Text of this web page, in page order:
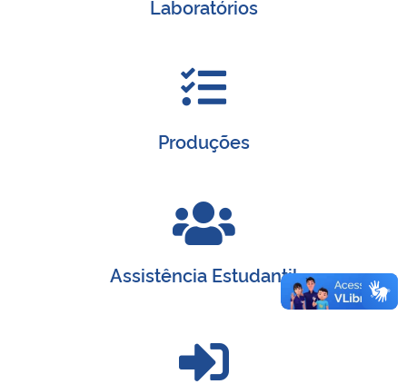
Laboratórios
Produções
Assistência Estudantil